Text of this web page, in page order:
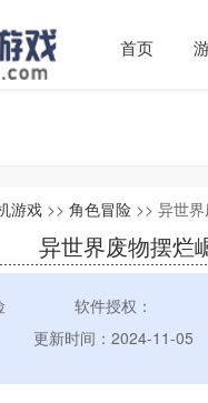
首页
游戏 >> 角色冒险 >> 异世
异世界废物摆烂
软件授权：
更新时间：2024-11-05